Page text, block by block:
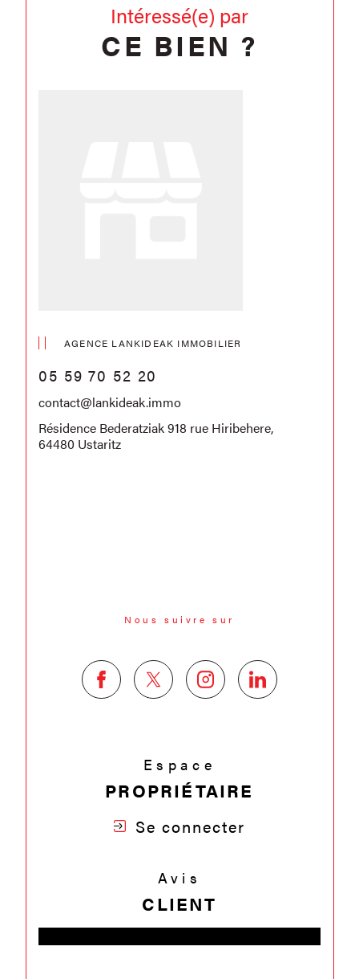
Intéressé(e) par
CE BIEN ?
AGENCE LANKIDEAK IMMOBILIER
05 59 70 52 20
contact@lankideak.immo
Résidence Bederatziak 918 rue Hiribehere,
64480 Ustaritz
Nous suivre sur
Espace
PROPRIÉTAIRE
Se connecter
Avis
CLIENT